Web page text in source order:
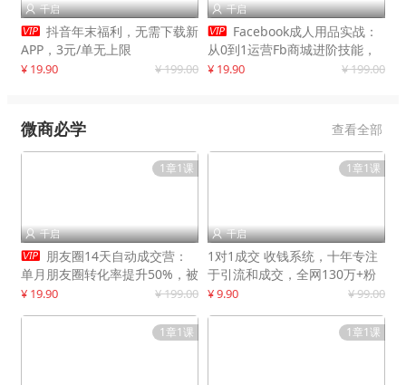
 千启
 抖音年末福利，无需下载新
APP，3元/单无上限
¥ 19.90 ¥ 199.00
 千启
 Facebook成人用品实战：
从0到1运营Fb商城进阶技能，
快速提升订单转化与店铺收益
¥ 19.90 ¥ 199.00
微商必学 查看全部
1章1课
 千启
 朋友圈14天自动成交营：
单月朋友圈转化率提升50%，被
动收入超3万元
¥ 19.90 ¥ 199.00
1章1课
 千启
1对1成交 收钱系统，十年专注
于引流和成交，全网130万+粉
丝
¥ 9.90 ¥ 99.00
1章1课 1章1课